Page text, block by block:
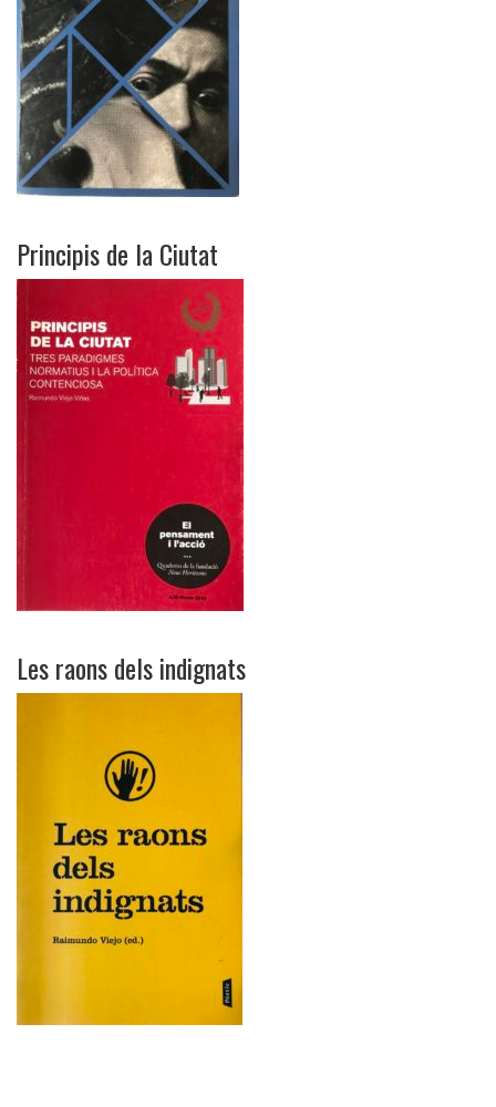
Principis de la Ciutat
Les raons dels indignats